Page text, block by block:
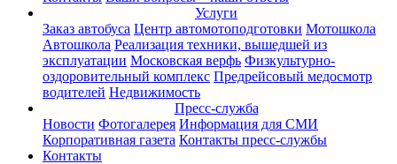
Услуги
Заказ автобуса Центр автомотоподготовки Мотошкола
Автошкола Реализация техники, вышедшей из
эксплуатации Московская верфь Физкультурно-
оздоровительный комплекс Предрейсовый медосмотр
водителей Недвижимость
Пресс-служба
Новости Фотогалерея Информация для СМИ
Корпоративная газета Контакты пресс-службы
Контакты